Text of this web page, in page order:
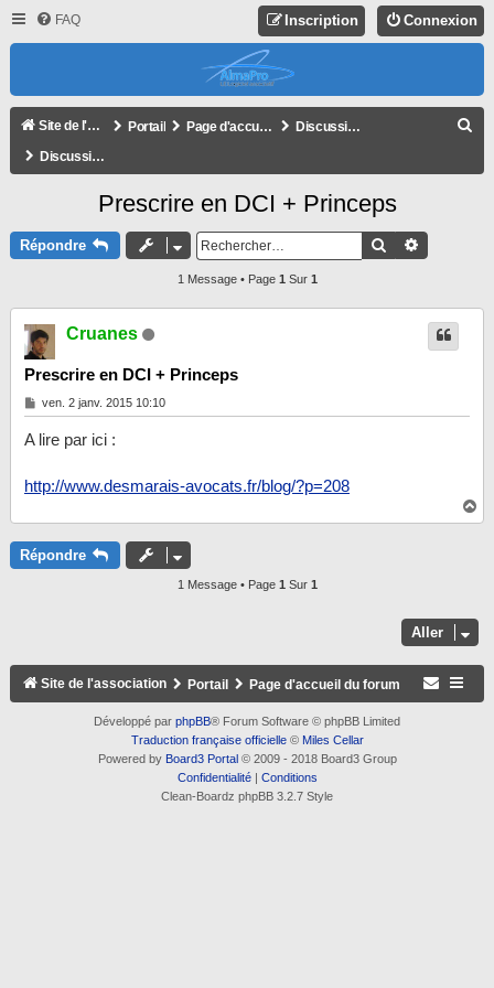
FAQ Connexion
Inscription
Site de l'association Portail Page d'accueil du forum
Discussions libres
Discussions libres
Prescrire en DCI + Princeps
Répondre Rechercher
1 Message • Page 1 Sur 1
Cruanes
Prescrire en DCI + Princeps
M
e
s
e
ven. 2 janv. 2015 10:10
A lire par ici :
http://www.desmarais-avocats.fr/blog/?p=208
a
Répondre
1 Message • Page 1Sur 1
Aller
Site de l'association Portail Page d'accueil du forum
Développé par phpBB® Forum Software © phpBB Limited
Traduction française officielle© Miles Cellar
Powered by Board3 Portal © 2009 - 2018 Board3 Group
Confidentialité| Conditions
Clean-Boardz phpBB 3.2.7 Style